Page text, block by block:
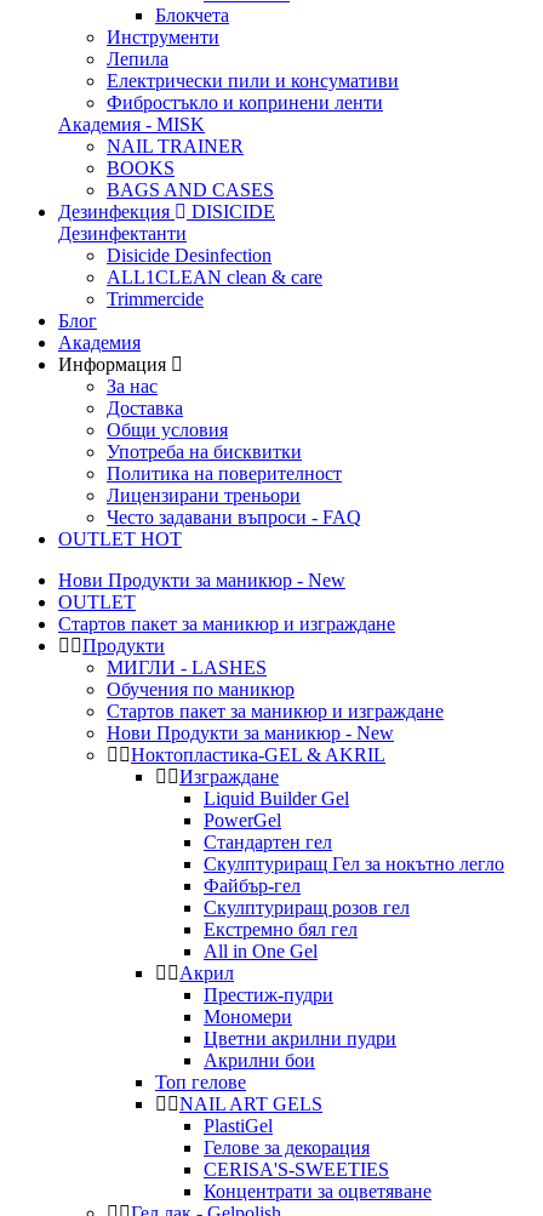
Блокчета
Инструменти
Лепила
Електрически пили и консумативи
Фибростъкло и копринени ленти
Академия - MISK
NAIL TRAINER
BOOKS
BAGS AND CASES
Дезинфекция
DISICIDE
Дезинфектанти
Disicide Desinfection
ALL1CLEAN clean & care
Trimmercide
Блог
Академия
Информация
За нас
Доставка
Общи условия
Употреба на бисквитки
Политика на поверителност
Лицензирани треньори
Често задавани въпроси - FAQ
OUTLET HOT
Нови Продукти за маникюр - New
OUTLET
Стартов пакет за маникюр и изграждане
Продукти
МИГЛИ - LASHES
Обучения по маникюр
Стартов пакет за маникюр и изграждане
Нови Продукти за маникюр - New
Ноктопластика-GEL & AKRIL
Изграждане
Liquid Builder Gel
PowerGel
Стандартен гел
Скулптуриращ Гел за нокътно легло
Файбър-гел
Скулптуриращ розов гел
Екстремно бял гел
All in One Gel
Акрил
Престиж-пудри
Мономери
Цветни акрилни пудри
Акрилни бои
Топ гелове
NAIL ART GELS
PlastiGel
Гелове за декорация
CERISA'S-SWEETIES
Концентрати за оцветяване